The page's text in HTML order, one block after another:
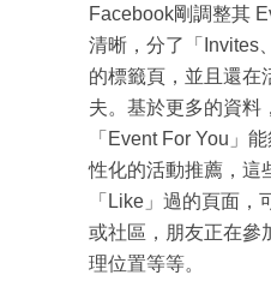
Facebook剛調整其
清晰，分了「Invites
的標籤頁，並且還在
夫。基於更多的資料
「Event For You」
性化的活動推薦，這
「Like」過的頁面，
或社區，朋友正在參
理位置等等。